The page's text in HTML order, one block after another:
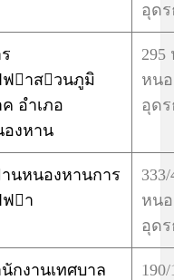
อุด
าสวนภูมิ
อำเภอ
องหาน
295
หน
อุด
นหนองหานการ
า
หน
อุด
กงานเทศบาล